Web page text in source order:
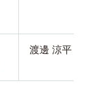
渡邊 涼平